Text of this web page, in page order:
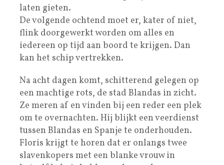
laten gieten.
De volgende ochtend moet er, kater of niet,
flink doorgewerkt worden om alles en
iedereen op tijd aan boord te krijgen. Dan
kan het schip vertrekken.
Na acht dagen komt, schitterend gelegen op
een machtige rots, de stad Blandas in zicht.
Ze meren af en vinden bij een reder een plek
om te overnachten. Hij blijkt een veerdienst
tussen Blandas en Spanje te onderhouden.
Floris krijgt te horen dat er onlangs twee
slavenkopers met een blanke vrouw in